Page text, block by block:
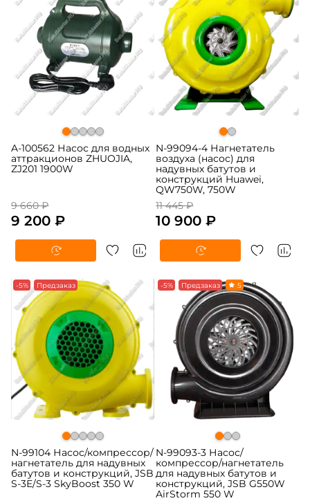
A-100562 Насос для водных
аттракционов ZHUOJIA,
ZJ201 1900W
9 660 ₽
9 200 ₽
N-99094-4 Нагнетатель
воздуха (насос) для
надувных батутов и
конструкций Huawei,
QW750W, 750W
11 445 ₽
10 900 ₽
-5% Предзаказ
N-99104 Насос/компрессор/
нагнетатель для надувных
батутов и конструкций, JSB
S-3E/S-3 SkyBoost 350 W
-5% Предзаказ 5
N-99093-3 Насос/
компрессор/нагнетатель
для надувных батутов и
конструкций, JSB G550W
AirStorm 550 W